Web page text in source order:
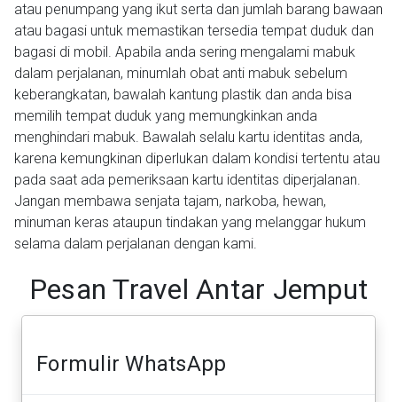
atau penumpang yang ikut serta dan jumlah barang bawaan
atau bagasi untuk memastikan tersedia tempat duduk dan
bagasi di mobil. Apabila anda sering mengalami mabuk
dalam perjalanan, minumlah obat anti mabuk sebelum
keberangkatan, bawalah kantung plastik dan anda bisa
memilih tempat duduk yang memungkinkan anda
menghindari mabuk. Bawalah selalu kartu identitas anda,
karena kemungkinan diperlukan dalam kondisi tertentu atau
pada saat ada pemeriksaan kartu identitas diperjalanan.
Jangan membawa senjata tajam, narkoba, hewan,
minuman keras ataupun tindakan yang melanggar hukum
selama dalam perjalanan dengan kami.
Pesan Travel Antar Jemput
Formulir WhatsApp